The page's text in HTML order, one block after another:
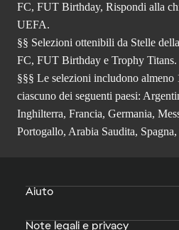
FC, FUT Birthday, Rispondi alla
UEFA.
§§ Selezioni ottenibili da Stelle
FC, FUT Birthday e Trophy Titans.
§§§ Le selezioni includono almeno
ciascuno dei seguenti paesi:
Inghilterra, Francia, Germania,
Portogallo, Arabia Saudita,
Aiuto
Note legali e privacy